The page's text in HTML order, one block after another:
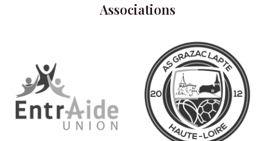
Associations